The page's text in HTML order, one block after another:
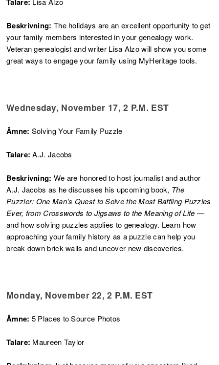
Beskrivning: The holidays are an excellent opportunity to get
your family members interested in your genealogy work.
Veteran genealogist and writer Lisa Alzo will show you some
great ways to engage your family using MyHeritage tools.
Wednesday, November 17, 2 P.M. EST
Ämne: Solving Your Family Puzzle
Talare: A.J. Jacobs
Beskrivning: We are honored to host journalist and author
A.J. Jacobs as he discusses his upcoming book, The
Puzzler: One Man’s Quest to Solve the Most Baffling Puzzles
Ever, from Crosswords to Jigsaws to the Meaning of Life —
and how solving puzzles applies to genealogy. Learn how
approaching your family history as a puzzle can help you
break down brick walls and uncover new discoveries.
Monday, November 22, 2 P.M. EST
Ämne: 5 Places to Source Photos
Talare: Maureen Taylor